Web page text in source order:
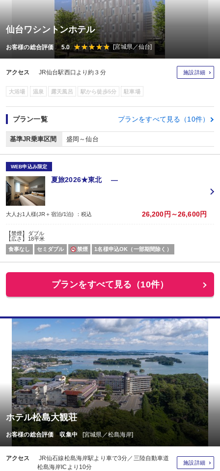
仙台ワシントンホテル
お客様の総合評価 5.0 [宮城県／仙台]
アクセス JR仙台駅西口より約３分 施設詳細
大浴場 温泉 露天風呂 駅から徒歩5分 駐車場
プラン一覧 プランをすべて見る（10件）
基準JR乗車区間 盛岡～仙台
WEB申込み限定
夏旅2026★東北 ―
大人お1人様(JR＋宿泊/1泊) ：税込 26,200円～26,600円
【禁煙】ダブル
【広さ】18平米
食事なし
セミダブル 禁煙 1名様申込OK（一部期間除く）
プランをすべて見る（10件）
ホテル松島大観荘
お客様の総合評価 収集中 [宮城県／松島海岸]
アクセス
JR仙石線松島海岸駅より車で3分／三陸自動車道
松島海岸ICより10分
施設詳細